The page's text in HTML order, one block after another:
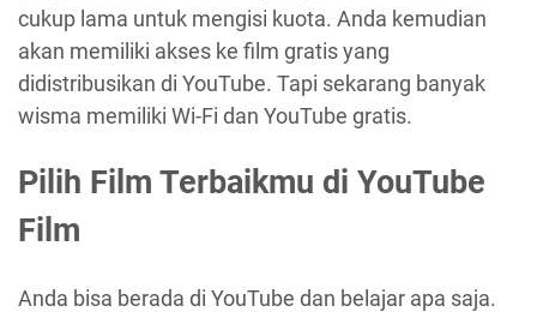
cukup lama untuk mengisi kuota. Anda kemudian
akan memiliki akses ke film gratis yang
didistribusikan di YouTube. Tapi sekarang banyak
wisma memiliki Wi-Fi dan YouTube gratis.
Pilih Film Terbaikmu di YouTube
Film
Anda bisa berada di YouTube dan belajar apa saja.